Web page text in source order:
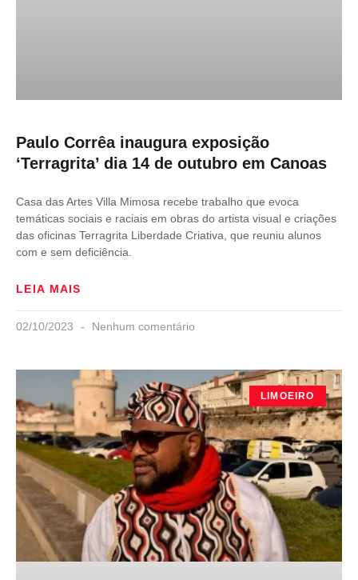
Paulo Corrêa inaugura exposição
‘Terragrita’ dia 14 de outubro em Canoas
Casa das Artes Villa Mimosa recebe trabalho que evoca
temáticas sociais e raciais em obras do artista visual e criações
das oficinas Terragrita Liberdade Criativa, que reuniu alunos
com e sem deficiência.
LEIA MAIS
02/10/2023 Nenhum comentário
LIMOEIRO